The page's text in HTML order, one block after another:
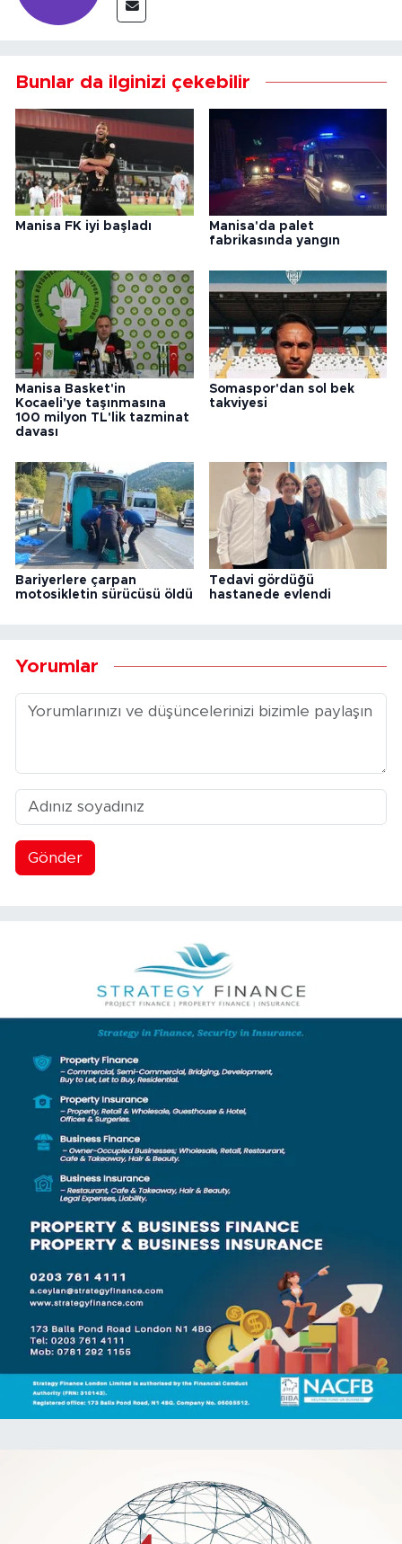
Bunlar da ilginizi çekebilir
Manisa FK iyi başladı
Manisa'da palet
fabrikasında yangın
Manisa Basket'in
Kocaeli'ye taşınmasına
100 milyon TL'lik tazminat
davası
Somaspor'dan sol bek
takviyesi
Bariyerlere çarpan
motosikletin sürücüsü öldü
Tedavi gördüğü
hastanede evlendi
Yorumlar
Gönder